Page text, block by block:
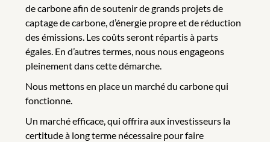
de carbone afin de soutenir de grands projets de
captage de carbone, d’énergie propre et de réduction
des émissions. Les coûts seront répartis à parts
égales. En d’autres termes, nous nous engageons
pleinement dans cette démarche.
Nous mettons en place un marché du carbone qui
fonctionne.
Un marché efficace, qui offrira aux investisseurs la
certitude à long terme nécessaire pour faire